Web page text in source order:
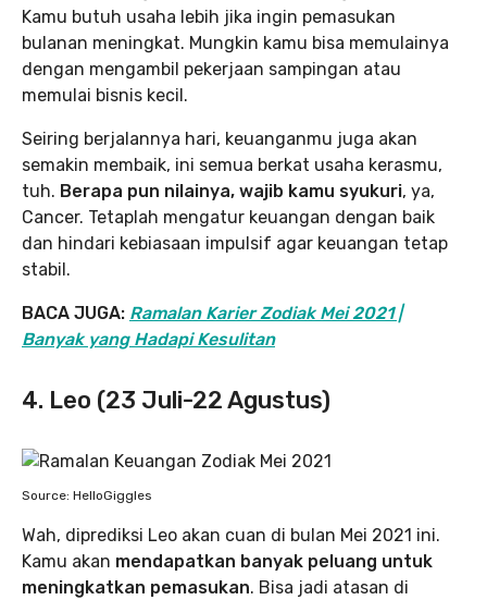
Kamu butuh usaha lebih jika ingin pemasukan
bulanan meningkat. Mungkin kamu bisa memulainya
dengan mengambil pekerjaan sampingan atau
memulai bisnis kecil.
Seiring berjalannya hari, keuanganmu juga akan
semakin membaik, ini semua berkat usaha kerasmu,
tuh. Berapa pun nilainya, wajib kamu syukuri, ya,
Cancer. Tetaplah mengatur keuangan dengan baik
dan hindari kebiasaan impulsif agar keuangan tetap
stabil.
BACA JUGA: Ramalan Karier Zodiak Mei 2021 |
Banyak yang Hadapi Kesulitan
4. Leo (23 Juli-22 Agustus)
Source: HelloGiggles
Wah, diprediksi Leo akan cuan di bulan Mei 2021 ini.
Kamu akan mendapatkan banyak peluang untuk
meningkatkan pemasukan. Bisa jadi atasan di